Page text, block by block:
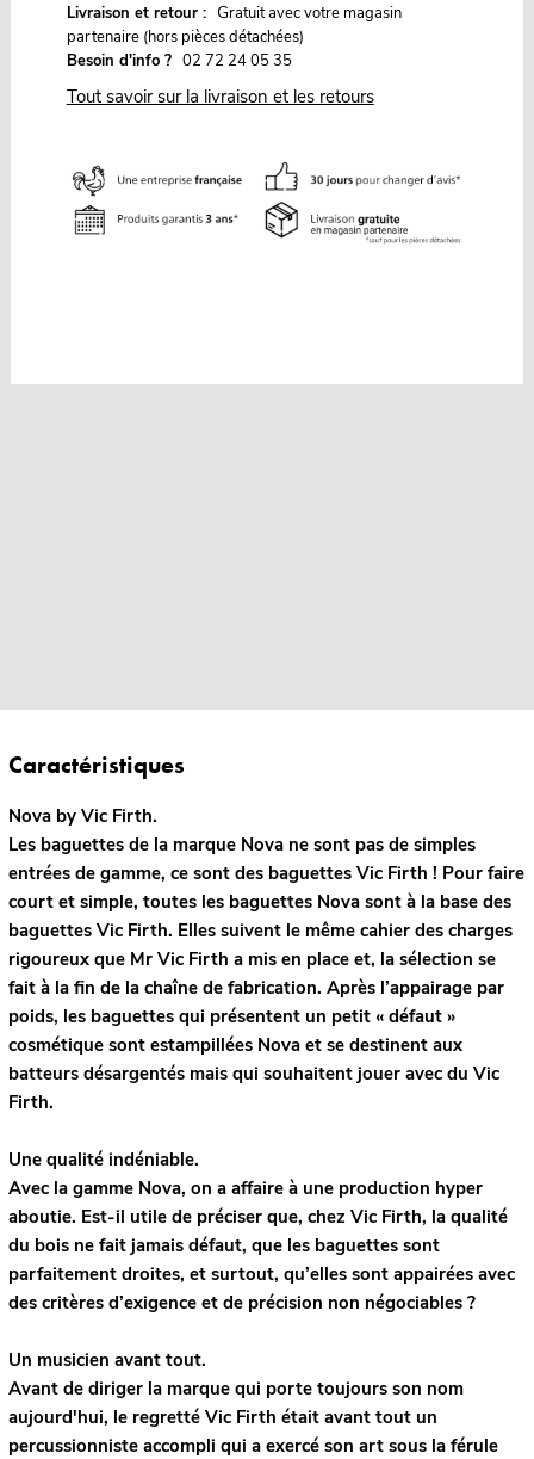
Livraison et retour : Gratuit avec votre magasin
partenaire (hors pièces détachées)
Besoin d'info ? 02 72 24 05 35
Tout savoir sur la livraison et les retours
Caractéristiques
Nova by Vic Firth.
Les baguettes de la marque Nova ne sont pas de simples
entrées de gamme, ce sont des baguettes Vic Firth ! Pour faire
court et simple, toutes les baguettes Nova sont à la base des
baguettes Vic Firth. Elles suivent le même cahier des charges
rigoureux que Mr Vic Firth a mis en place et, la sélection se
fait à la fin de la chaîne de fabrication. Après l’appairage par
poids, les baguettes qui présentent un petit « défaut »
cosmétique sont estampillées Nova et se destinent aux
batteurs désargentés mais qui souhaitent jouer avec du Vic
Firth.
Une qualité indéniable.
Avec la gamme Nova, on a affaire à une production hyper
aboutie. Est-il utile de préciser que, chez Vic Firth, la qualité
du bois ne fait jamais défaut, que les baguettes sont
parfaitement droites, et surtout, qu’elles sont appairées avec
des critères d’exigence et de précision non négociables ?
Un musicien avant tout.
Avant de diriger la marque qui porte toujours son nom
aujourd'hui, le regretté Vic Firth était avant tout un
percussionniste accompli qui a exercé son art sous la férule